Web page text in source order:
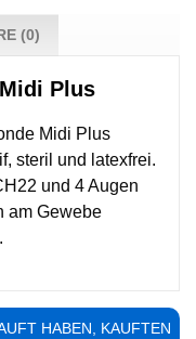
(0)
Plus
Midi Plus
steril und latexfrei.
und 4 Augen
am Gewebe
HABEN, KAUFTEN